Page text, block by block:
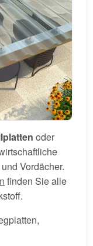
oder
Vordächer.
finden Sie alle